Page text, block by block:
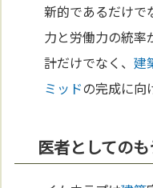
新的であるだけで
力と労働力の統率
計だけでなく、建
ミッドの完成に向
医者としての